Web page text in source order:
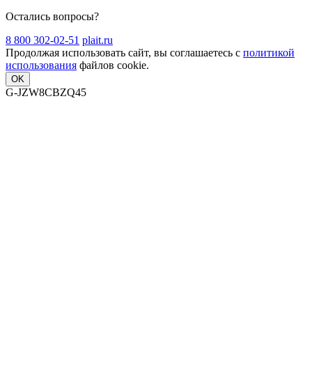
Остались вопросы?
8 800 302-02-51 plait.ru
Продолжая использовать сайт, вы соглашаетесь с политикой
использования файлов cookie.
OK
G-JZW8CBZQ45